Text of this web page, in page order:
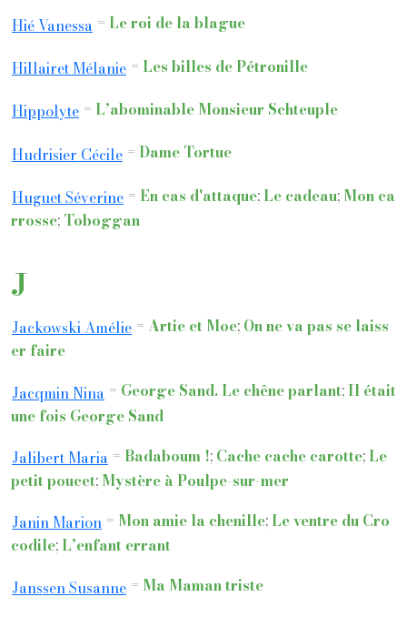
Hié Vanessa = Le roi de la blague
Hillairet Mélanie = Les billes de Pétronille
Hippolyte = L’abominable Monsieur Schteuple
Hudrisier Cécile = Dame Tortue
Huguet Séverine = En cas d'attaque;Le cadeau; Mon ca
rrosse; Toboggan
J
Jackowski Amélie = Artie et Moe; On ne va pas se laiss
er faire
Jacqmin Nina = George Sand. Le chêne parlant;Il était
une fois George Sand
Jalibert Maria = Badaboum !; Cache cache carotte;Le
petit poucet; Mystère à Poulpe-sur-mer
Janin Marion = Mon amie la chenille;Le ventre du Cro
codile;L’enfant errant
Janssen Susanne = Ma Maman triste